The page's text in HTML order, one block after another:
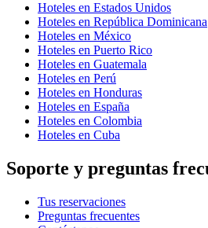
Hoteles en Estados Unidos
Hoteles en República Dominicana
Hoteles en México
Hoteles en Puerto Rico
Hoteles en Guatemala
Hoteles en Perú
Hoteles en Honduras
Hoteles en España
Hoteles en Colombia
Hoteles en Cuba
Soporte y preguntas
Tus reservaciones
Preguntas frecuentes